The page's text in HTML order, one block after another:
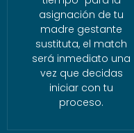
asignación de tu
madre gestante
sustituta, el match
será inmediato una
vez que decidas
iniciar con tu
proceso.